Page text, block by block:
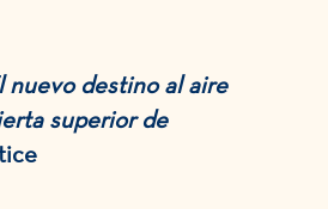
nuevo destino al aire
superior de